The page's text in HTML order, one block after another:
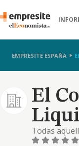
EMPRESITE ESPAÑA
El
Todas
y discotecas.